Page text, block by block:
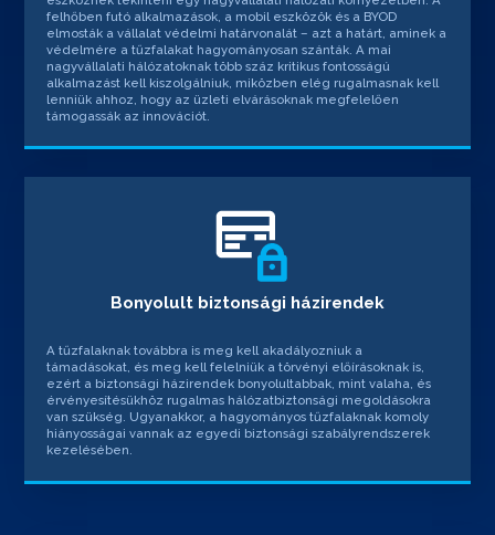
felhőben futó alkalmazások, a mobil eszközök és a BYOD
elmosták a vállalat védelmi határvonalát – azt a határt, aminek a
védelmére a tűzfalakat hagyományosan szánták. A mai
nagyvállalati hálózatoknak több száz kritikus fontosságú
alkalmazást kell kiszolgálniuk, miközben elég rugalmasnak kell
lenniük ahhoz, hogy az üzleti elvárásoknak megfelelően
támogassák az innovációt.
Bonyolult biztonsági házirendek
A tűzfalaknak továbbra is meg kell akadályozniuk a
támadásokat, és meg kell felelniük a törvényi előírásoknak is,
ezért a biztonsági házirendek bonyolultabbak, mint valaha, és
érvényesítésükhöz rugalmas hálózatbiztonsági megoldásokra
van szükség. Ugyanakkor, a hagyományos tűzfalaknak komoly
hiányosságai vannak az egyedi biztonsági szabályrendszerek
kezelésében.